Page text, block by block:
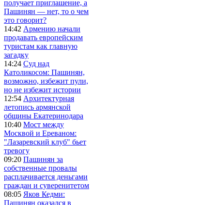
получает приглашение, а
Пашинян — нет, то о чем
это говорит?
14:42 Армению начали
продавать европейским
туристам как главную
загадку
14:24 Суд над
Католикосом: Пашинян,
возможно, избежит пули,
но не избежит истории
12:54 Архитектурная
летопись армянской
общины Екатеринодара
10:40 Мост между
Москвой и Ереваном:
"Лазаревский клуб" бьет
тревогу
09:20 Пашинян за
собственные провалы
расплачивается деньгами
граждан и суверенитетом
08:05 Яков Кедми:
Пашинян оказался в